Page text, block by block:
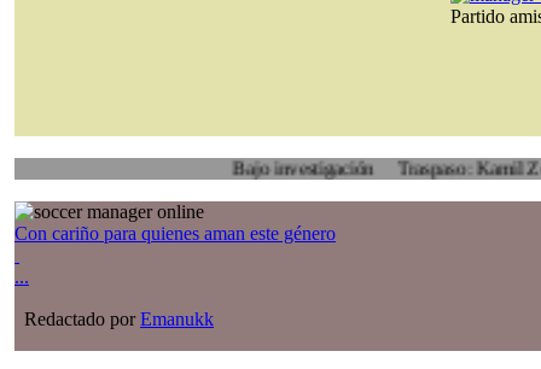
Partido
Bajo investigación Traspaso: Kamil Zoidl,
Con cariño para quienes aman este género
...
Redactado porEmanukk